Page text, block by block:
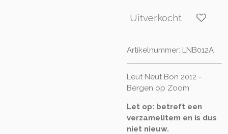
Uitverkocht
Artikelnummer: LNB012A
Leut Neut Bon 2012 -
Bergen op Zoom
Let op: betreft een
verzamelitem en is dus
niet nieuw.